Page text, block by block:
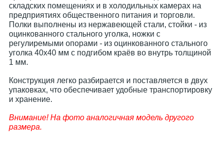
складских помещениях и в холодильных камерах на
предприятиях общественного питания и торговли.
Полки выполнены из нержавеющей стали, стойки - из
оцинкованного стального уголка, ножки с
регулиремыми опорами - из оцинкованного стального
уголка 40х40 мм с подгибом краёв во внутрь толщиной
1 мм.
Конструкция легко разбирается и поставляется в двух
упаковках, что обеспечивает удобные транспортировку
и хранение.
Внимание! На фото аналогичная модель другого
размера.